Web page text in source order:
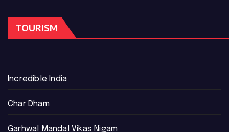
TOURISM
Incredible India
Char Dham
Garhwal Mandal Vikas Nigam